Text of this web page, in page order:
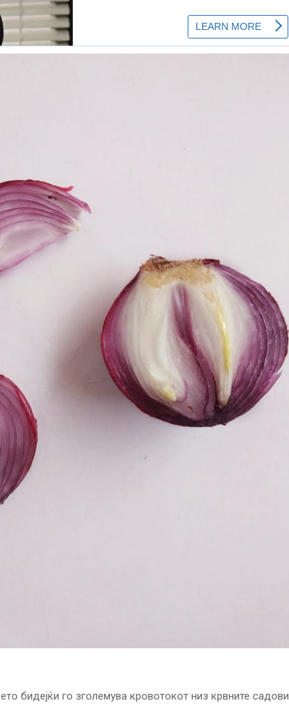
бидејќи го зголемува кровотокот низ крвните садови